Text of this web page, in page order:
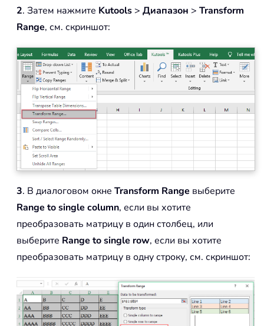
2. Затем нажмите Kutools > Диапазон > Transform
Range, см. скриншот:
3. В диалоговом окне Transform Range выберите
Range to single column, если вы хотите
преобразовать матрицу в один столбец, или
выберите Range to single row, если вы хотите
преобразовать матрицу в одну строку, см. скриншот: